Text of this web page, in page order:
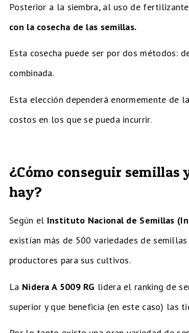
Posterior a la siembra, al uso de
con la cosecha de las semillas.
Esta cosecha puede ser por dos métodos:
combinada.
Esta elección dependerá enormemente de
costos en los que se pueda incurrir.
¿Cómo conseguir semillas
hay?
Según el Instituto Nacional de Semillas
existían más de 500 variedades de
productores para sus cultivos.
La Nidera A 5009 RG lidera el ranking de
superior y que beneficia (en este caso) las